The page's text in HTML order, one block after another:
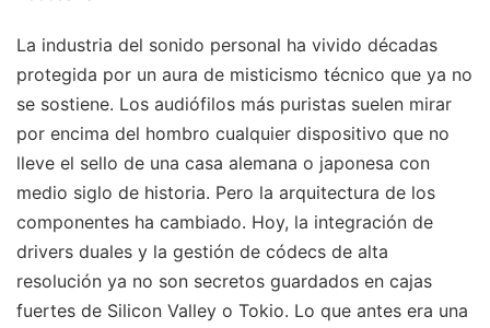
La industria del sonido personal ha vivido décadas
protegida por un aura de misticismo técnico que ya no
se sostiene. Los audiófilos más puristas suelen mirar
por encima del hombro cualquier dispositivo que no
lleve el sello de una casa alemana o japonesa con
medio siglo de historia. Pero la arquitectura de los
componentes ha cambiado. Hoy, la integración de
drivers duales y la gestión de códecs de alta
resolución ya no son secretos guardados en cajas
fuertes de Silicon Valley o Tokio. Lo que antes era una